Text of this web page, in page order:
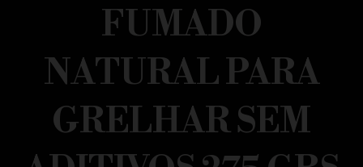
FUMADO
NATURAL PARA
GRELHAR SEM